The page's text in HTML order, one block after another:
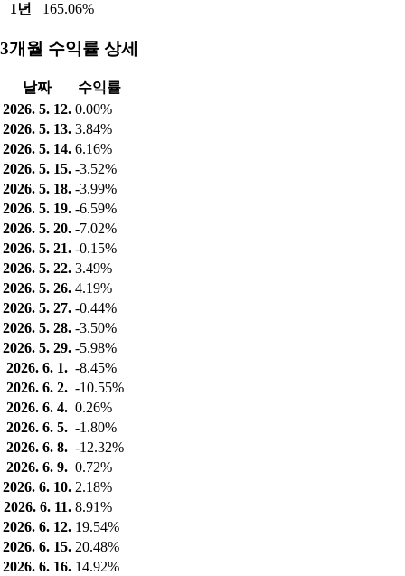
1년
165.06%
3개월 수익률 상세
날짜
수익률
2026. 5. 12. 0.00%
2026. 5. 13. 3.84%
2026. 5. 14. 6.16%
2026. 5. 15. -3.52%
2026. 5. 18. -3.99%
2026. 5. 19. -6.59%
2026. 5. 20. -7.02%
2026. 5. 21. -0.15%
2026. 5. 22. 3.49%
2026. 5. 26. 4.19%
2026. 5. 27. -0.44%
2026. 5. 28. -3.50%
2026. 5. 29. -5.98%
2026. 6. 1. -8.45%
2026. 6. 2. -10.55%
2026. 6. 4. 0.26%
2026. 6. 5. -1.80%
2026. 6. 8. -12.32%
2026. 6. 9. 0.72%
2026. 6. 10. 2.18%
2026. 6. 11. 8.91%
2026. 6. 12. 19.54%
2026. 6. 15. 20.48%
2026. 6. 16. 14.92%